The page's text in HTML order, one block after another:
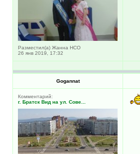
Разместил(а) Жанна НСО
26 янв 2019, 17:32
Gogannat
Комментарий:
г. Братск Вид на ул. Сове...